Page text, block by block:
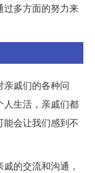
过多方面的努力来
亲戚们的各种问
人生活，亲戚们都
会让我们感到不
的交流和沟通，